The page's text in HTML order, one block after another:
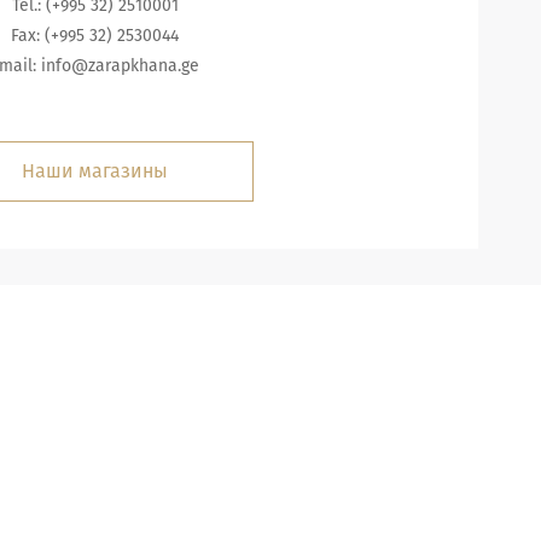
Tel.: (+995 32) 2510001
Fax: (+995 32) 2530044
info@zarapkhana.ge
Наши магазины